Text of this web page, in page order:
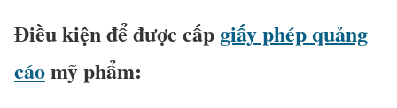
Điều kiện để được cấp giấy phép quảng
cáomỹ phẩm: